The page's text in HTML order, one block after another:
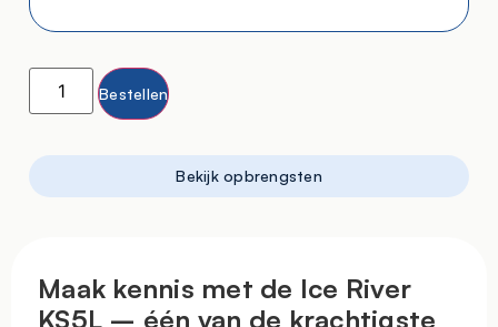
Bestellen
Bekijk opbrengsten
Maak kennis met de Ice River
KS5L – één van de krachtigste